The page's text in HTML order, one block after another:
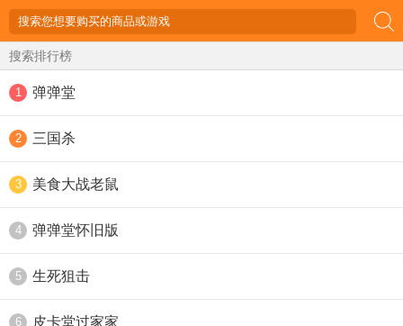
搜索排行榜
1 弹弹堂
2 三国杀
3 美食大战老鼠
4 弹弹堂怀旧版
5 生死狙击
6 皮卡堂过家家